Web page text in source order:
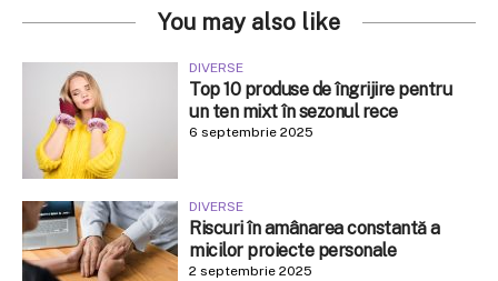
You may also like
DIVERSE
Top 10 produse de îngrijire pentru
un ten mixt în sezonul rece
6 septembrie 2025
DIVERSE
Riscuri în amânarea constantă a
micilor proiecte personale
2 septembrie 2025